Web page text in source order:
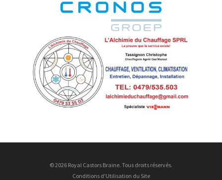
© 2026 Royal Castors Braine. Tous droits réservés.
Conditions d'Utilisation du Site